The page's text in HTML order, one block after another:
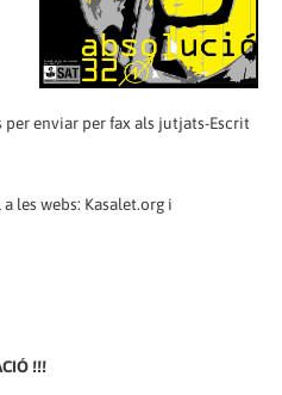
enviar per fax als jutjats-Escrit
les webs: Kasalet.org i
!!!